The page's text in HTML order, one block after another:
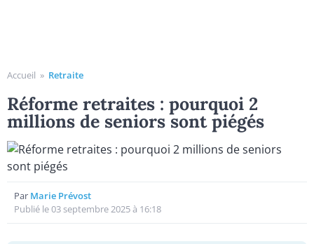
Accueil » Retraite
Réforme retraites : pourquoi 2
millions de seniors sont piégés
Par Marie Prévost
Publié le 03 septembre 2025 à 16:18